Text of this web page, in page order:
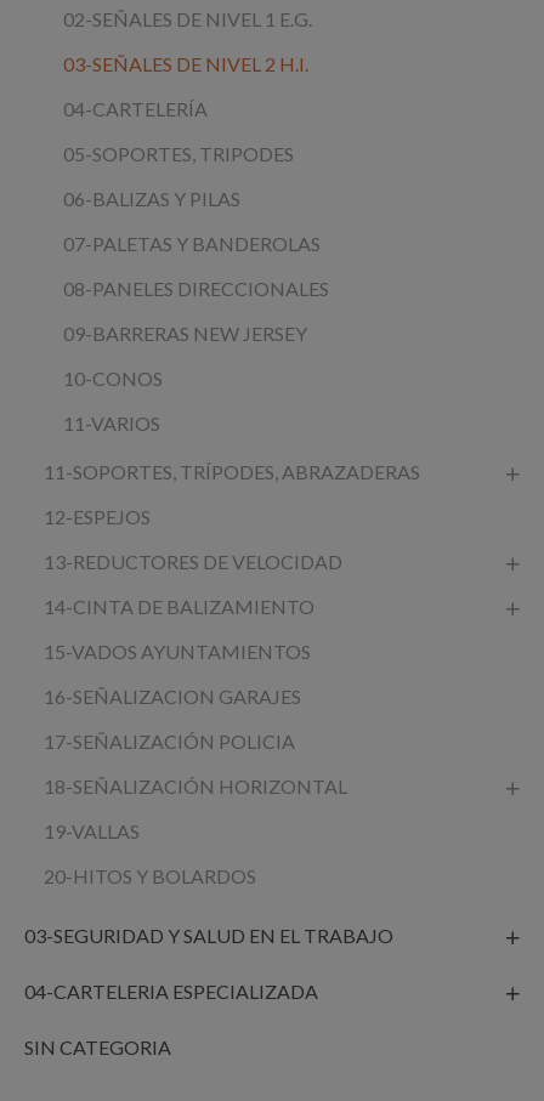
02-SEÑALES DE NIVEL 1 E.G.
03-SEÑALES DE NIVEL 2 H.I.
04-CARTELERÍA
05-SOPORTES, TRIPODES
06-BALIZAS Y PILAS
07-PALETAS Y BANDEROLAS
08-PANELES DIRECCIONALES
09-BARRERAS NEW JERSEY
10-CONOS
11-VARIOS
11-SOPORTES, TRÍPODES, ABRAZADERAS
12-ESPEJOS
13-REDUCTORES DE VELOCIDAD
14-CINTA DE BALIZAMIENTO
15-VADOS AYUNTAMIENTOS
16-SEÑALIZACION GARAJES
17-SEÑALIZACIÓN POLICIA
18-SEÑALIZACIÓN HORIZONTAL
19-VALLAS
20-HITOS Y BOLARDOS
03-SEGURIDAD Y SALUD EN EL TRABAJO
04-CARTELERIA ESPECIALIZADA
SIN CATEGORIA